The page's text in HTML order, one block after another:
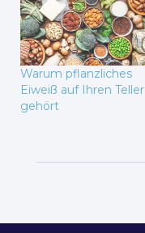
Warum pflanzliches
Eiweiß auf Ihren Teller
gehört